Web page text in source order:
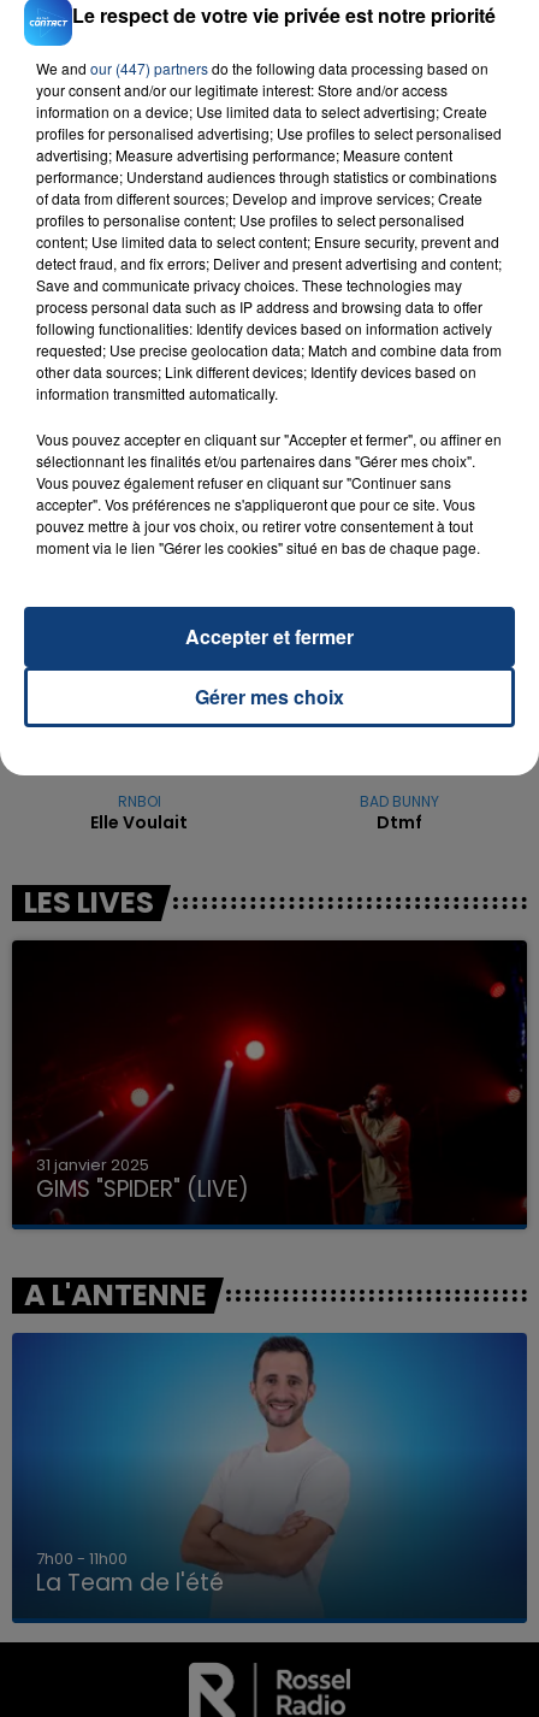
LA TEAM DE L'ÉTÉ
23 juillet 2026
INCENDIE MORTEL À LENS : UNE FEMME ET
SON BÉBÉ ENTRE LA VIE ET LA...
Un homme s'est immolé par le feu après avoir
aspergé sa compagne et leur bébé de trois mois
d'un liquide inflammable.
20 juillet 2026
UNE ADOLESCENTE DEVANT SE FAIRE
OPÉRER DE LA CHEVILLE RESSORT DE LA...
La famille a porté plainte contre la clinique qui a
reconnu sa responsabilité et présenté ses
excuses.
TITRES DIFFUSÉS
22h53
22h53
RNBOI
Elle Voulait
22h50
22h50
BAD BUNNY
Dtmf
LES LIVES
31 janvier 2025
GIMS "SPIDER" (LIVE)
A L'ANTENNE
7h00 - 11h00
La Team de l'été
Le respect de votre vie privée est notre priorité
We and our (447) partnersdo the following data processing based on
your consent and/or our legitimate interest: Store and/or access
information on a device; Use limited data to select advertising; Create
profiles for personalised advertising; Use profiles to select personalised
advertising; Measure advertising performance; Measure content
performance; Understand audiences through statistics or combinations
of data from different sources; Develop and improve services; Create
profiles to personalise content; Use profiles to select personalised
content; Use limited data to select content; Ensure security, prevent and
detect fraud, and fix errors; Deliver and present advertising and content;
Save and communicate privacy choices. These technologies may
process personal data such as IP address and browsing data to offer
following functionalities: Identify devices based on information actively
requested; Use precise geolocation data; Match and combine data from
other data sources; Link different devices; Identify devices based on
information transmitted automatically.
Vous pouvez accepter en cliquant sur "Accepter et fermer", ou affiner en
sélectionnant les finalités et/ou partenaires dans "Gérer mes choix".
Vous pouvez également refuser en cliquant sur "Continuer sans
accepter". Vos préférences ne s'appliqueront que pour ce site. Vous
pouvez mettre à jour vos choix, ou retirer votre consentement à tout
moment via le lien "Gérer les cookies" situé en bas de chaque page.
Gérer mes choix
Accepter et fermer